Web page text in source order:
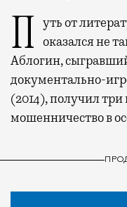
Путь от литературной классики до уголовной оказался не
Аблогин,
документально-
(2014), получил
мошенничество в